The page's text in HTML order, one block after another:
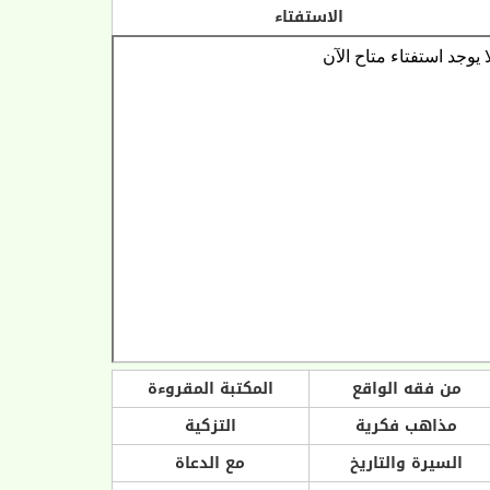
الاستفتاء
من فقه الواقع
المكتبة المقروءة
مذاهب فكرية
التزكية
السيرة والتاريخ
مع الدعاة